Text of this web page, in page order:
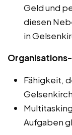
Geld und
diesen
in
Fähigkeit,
Aufgaben